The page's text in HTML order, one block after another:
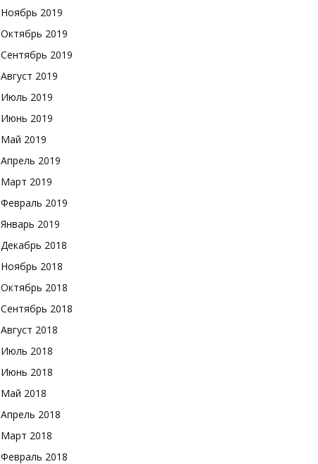
Ноябрь 2019
Октябрь 2019
Сентябрь 2019
Август 2019
Июль 2019
Июнь 2019
Май 2019
Апрель 2019
Март 2019
Февраль 2019
Январь 2019
Декабрь 2018
Ноябрь 2018
Октябрь 2018
Сентябрь 2018
Август 2018
Июль 2018
Июнь 2018
Май 2018
Апрель 2018
Март 2018
Февраль 2018